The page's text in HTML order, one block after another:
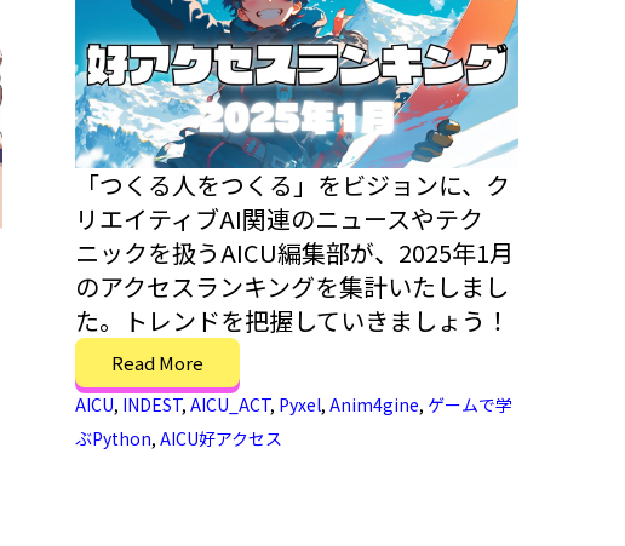
「つくる人をつくる」をビジョンに、ク
リエイティブAI関連のニュースやテク
ニックを扱うAICU編集部が、2025年1月
のアクセスランキングを集計いたしまし
た。トレンドを把握していきましょう！
Read More
AICU, INDEST, AICU_ACT, Pyxel, Anim4gine, ゲームで学
ぶPython, AICU好アクセス